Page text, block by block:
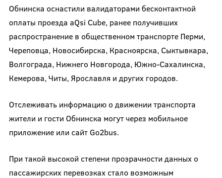
Обнинска оснастили валидаторами бесконтактной
оплаты проезда aQsi Cube, ранее получивших
распространение в общественном транспорте Перми,
Череповца, Новосибирска, Красноярска, Сыктывкара,
Волгограда, Нижнего Новгорода, Южно-Сахалинска,
Кемерова, Читы, Ярославля и других городов.
Отслеживать информацию о движении транспорта
жители и гости Обнинска могут через мобильное
приложение или сайт Go2bus.
При такой высокой степени прозрачности данных о
пассажирских перевозках стало возможным